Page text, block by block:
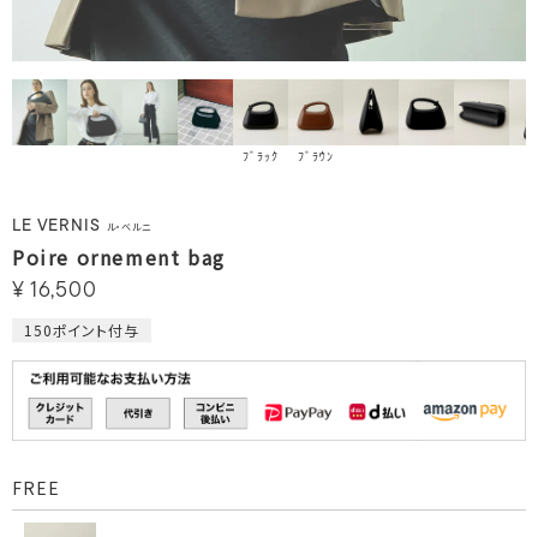
ﾌﾞﾗｯｸ ﾌﾞﾗｳﾝ
LE VERNIS ル・ベルニ
Poire ornement bag
¥ 16,500
150ポイント付与
FREE